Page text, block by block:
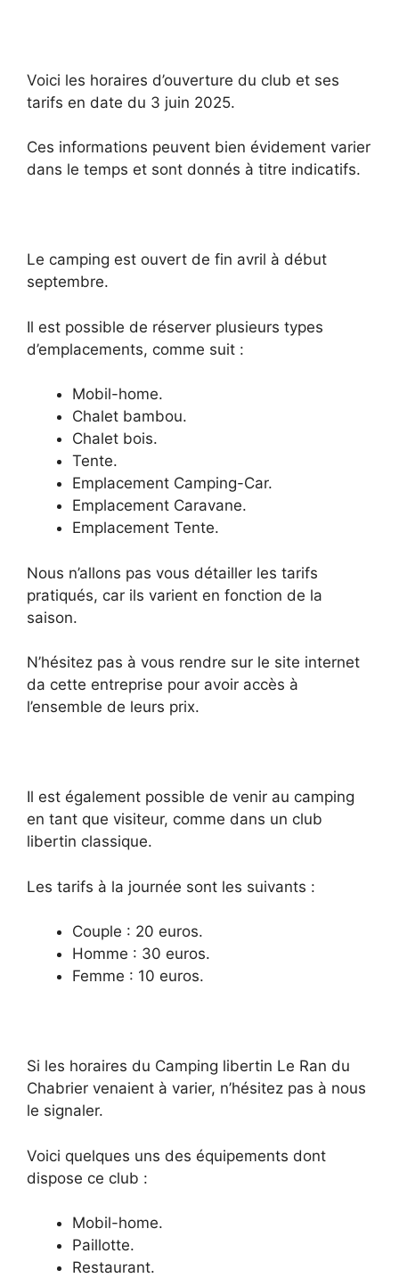
Voici les horaires d’ouverture du club et ses
tarifs en date du 3 juin 2025.
Ces informations peuvent bien évidement varier
dans le temps et sont donnés à titre indicatifs.
Le camping est ouvert de fin avril à début
septembre.
Il est possible de réserver plusieurs types
d’emplacements, comme suit :
Mobil-home.
Chalet bambou.
Chalet bois.
Tente.
Emplacement Camping-Car.
Emplacement Caravane.
Emplacement Tente.
Nous n’allons pas vous détailler les tarifs
pratiqués, car ils varient en fonction de la
saison.
N’hésitez pas à vous rendre sur le site internet
da cette entreprise pour avoir accès à
l’ensemble de leurs prix.
Il est également possible de venir au camping
en tant que visiteur, comme dans un club
libertin classique.
Les tarifs à la journée sont les suivants :
Couple : 20 euros.
Homme : 30 euros.
Femme : 10 euros.
Si les horaires du Camping libertin Le Ran du
Chabrier venaient à varier, n’hésitez pas à nous
le signaler.
Voici quelques uns des équipements dont
dispose ce club :
Mobil-home.
Paillotte.
Restaurant.